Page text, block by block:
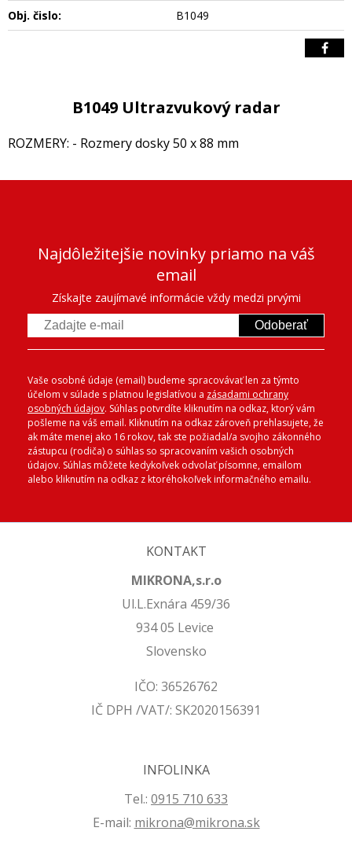
Obj. čislo: B1049
B1049 Ultrazvukový radar
ROZMERY: - Rozmery dosky 50 x 88 mm
Najdôležitejšie novinky priamo na váš
email
Získajte zaujímavé informácie vždy medzi prvými
Odoberať
Vaše osobné údaje (email) budeme spracovávať len za týmto
účelom v súlade s platnou legislatívou a zásadami ochrany
osobných údajov. Súhlas potvrdíte kliknutím na odkaz, ktorý vám
pošleme na váš email. Kliknutím na odkaz zároveň prehlasujete, že
ak máte menej ako 16 rokov, tak ste požiadal/a svojho zákonného
zástupcu (rodiča) o súhlas so spracovaním vašich osobných
údajov. Súhlas môžete kedykoľvek odvolať písomne, emailom
alebo kliknutím na odkaz z ktoréhokoľvek informačného emailu.
KONTAKT
MIKRONA,s.r.o
Ul.L.Exnára 459/36
934 05 Levice
Slovensko
IČO: 36526762
IČ DPH /VAT/: SK2020156391
INFOLINKA
Tel.: 0915 710 633
E-mail: mikrona@mikrona.sk